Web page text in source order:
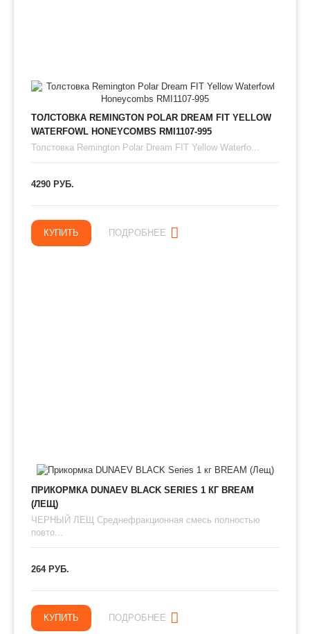
ТОЛСТОВКА REMINGTON POLAR DREAM FIT YELLOW
WATERFOWL HONEYCOMBS RMI1107-995
Толстовка Remington Polar Dream FIT Yellow Waterfo...
4290 РУБ.
КУПИТЬ ПОДРОБНЕЕ
ПРИКОРМКА DUNAEV BLACK SERIES 1 КГ BREAM
(ЛЕЩ)
ЧЕРНЫЙ ЛЕЩ Среднефракционная смесь полностью
повто...
264 РУБ.
КУПИТЬ ПОДРОБНЕЕ